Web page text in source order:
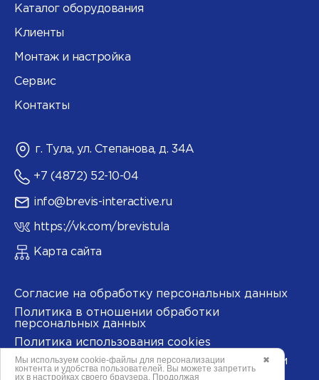
Каталог оборудования
Клиенты
Монтаж и настройка
Сервис
Контакты
г. Тула, ул. Степанова, д. 34А
+7 (4872) 52-10-04
info@brevis-interactive.ru
https://vk.com/brevistula
Карта сайта
Согласие на обработку персональных данных
Политика в отношении обработки
персональных данных
Политика использования cookies
Согласие на обработку данных метрическими
программами
✖
Мы используем cookie-файлы для персонализации
контента и удобства пользователей. Вы можете запретить
их в настройках своего браузера. Продолжая